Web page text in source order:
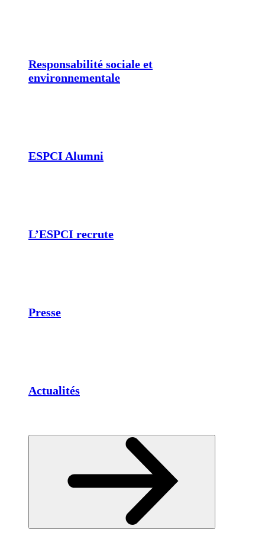
Responsabilité sociale et
environnementale
ESPCI Alumni
L’ESPCI recrute
Presse
Actualités